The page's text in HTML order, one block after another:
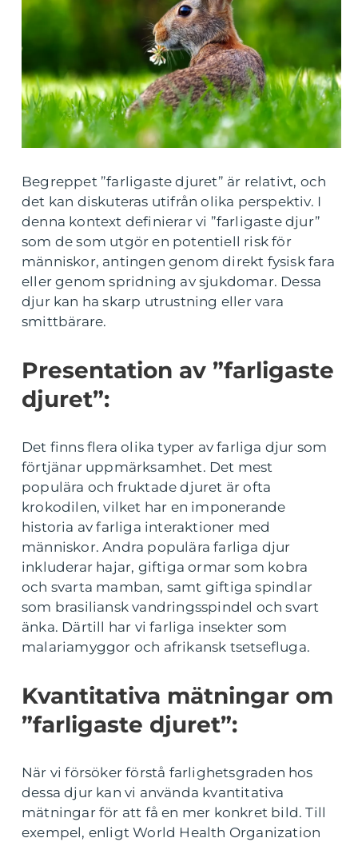
Begreppet ”farligaste djuret” är relativt, och
det kan diskuteras utifrån olika perspektiv. I
denna kontext definierar vi ”farligaste djur”
som de som utgör en potentiell risk för
människor, antingen genom direkt fysisk fara
eller genom spridning av sjukdomar. Dessa
djur kan ha skarp utrustning eller vara
smittbärare.
Presentation av ”farligaste
djuret”:
Det finns flera olika typer av farliga djur som
förtjänar uppmärksamhet. Det mest
populära och fruktade djuret är ofta
krokodilen, vilket har en imponerande
historia av farliga interaktioner med
människor. Andra populära farliga djur
inkluderar hajar, giftiga ormar som kobra
och svarta mamban, samt giftiga spindlar
som brasiliansk vandringsspindel och svart
änka. Därtill har vi farliga insekter som
malariamyggor och afrikansk tsetsefluga.
Kvantitativa mätningar om
”farligaste djuret”:
När vi försöker förstå farlighetsgraden hos
dessa djur kan vi använda kvantitativa
mätningar för att få en mer konkret bild. Till
exempel, enligt World Health Organization